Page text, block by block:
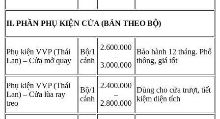
II. PHẦN PHỤ KIỆN CỬA (BÁN THEO BỘ)
Phụ kiện VVP (Thái
Lan) – Cửa mở quay
Bộ/1
cánh
2.600.000
–
3.000.000
Bảo hành 12 tháng. Phổ
thông, giá tốt
Phụ kiện VVP (Thái
Lan) – Cửa lùa ray
treo
Bộ/1
cánh
2.400.000
–
2.800.000
Dùng cho cửa trượt, tiết
kiệm diện tích